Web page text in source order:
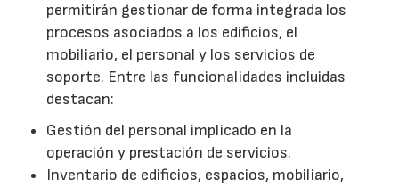
permitirán gestionar de forma integrada los
procesos asociados a los edificios, el
mobiliario, el personal y los servicios de
soporte. Entre las funcionalidades incluidas
destacan:
Gestión del personal implicado en la
operación y prestación de servicios.
Inventario de edificios, espacios, mobiliario,